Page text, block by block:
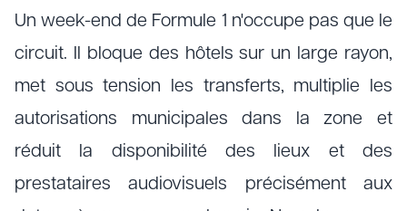
Un week-end de Formule 1 n'occupe pas que le
circuit. Il bloque des hôtels sur un large rayon,
met sous tension les transferts, multiplie les
autorisations municipales dans la zone et
réduit la disponibilité des lieux et des
prestataires audiovisuels précisément aux